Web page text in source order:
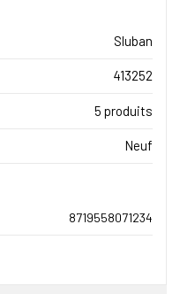
Sluban
413252
5 produits
Neuf
8719558071234